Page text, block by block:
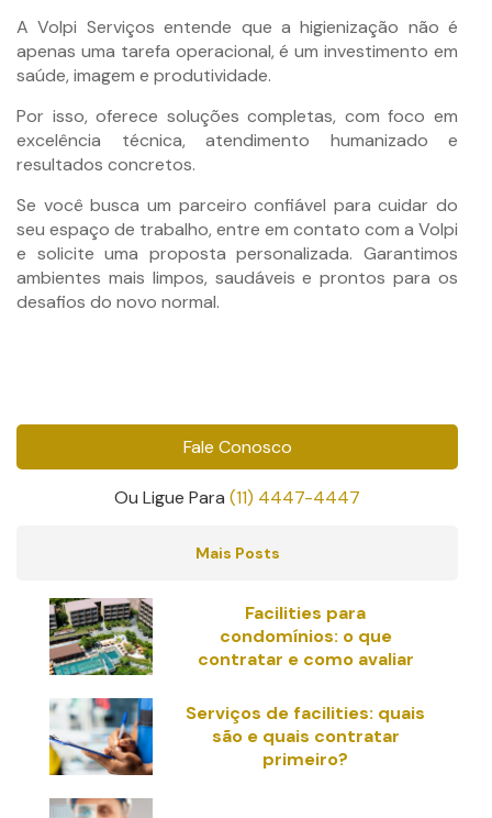
A Volpi Serviços entende que a higienização não é
apenas uma tarefa operacional, é um investimento em
saúde, imagem e produtividade.
Por isso, oferece soluções completas, com foco em
excelência técnica, atendimento humanizado e
resultados concretos.
Se você busca um parceiro confiável para cuidar do
seu espaço de trabalho, entre em contato com a Volpi
e solicite uma proposta personalizada. Garantimos
ambientes mais limpos, saudáveis e prontos para os
desafios do novo normal.
Fale Conosco
Ou Ligue Para (11) 4447-4447
Mais Posts
Facilities para
condomínios: o que
contratar e como avaliar
Serviços de facilities: quais
são e quais contratar
primeiro?